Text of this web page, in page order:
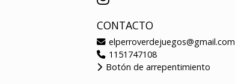
CONTACTO
elperroverdejuegos@gmail.com
1151747108
Botón de arrepentimiento